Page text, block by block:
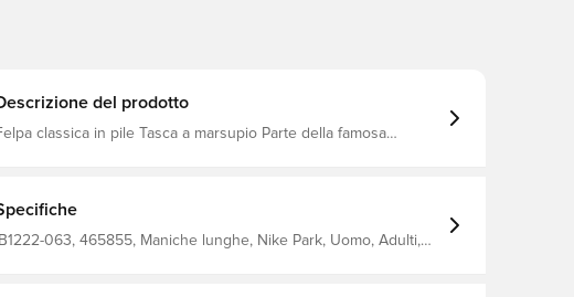
del prodotto
classica in pile Tasca a marsupio Parte della famosa
IB1222-063, 465855, Maniche lunghe, Nike Park, Uomo, Adulti,